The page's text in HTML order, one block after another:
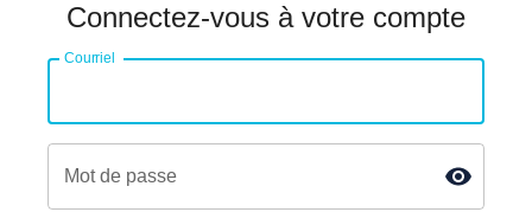
Connectez-vous à votre compte
Courriel
Mot de passe